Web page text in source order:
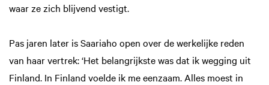
waar ze zich blijvend vestigt.
Pas jaren later is Saariaho open over de werkelijke reden
van haar vertrek: ‘Het belangrijkste was dat ik wegging uit
Finland. In Finland voelde ik me eenzaam. Alles moest in